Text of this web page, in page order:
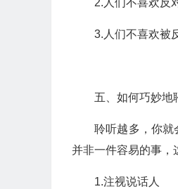
2.人们不喜欢反
3.人们不喜欢被
五、如何巧妙地
聆听越多，你就
并非一件容易的事，
1.注视说话人